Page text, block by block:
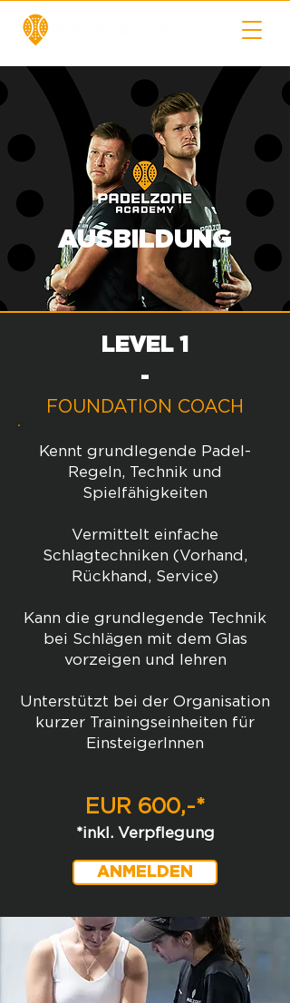
AUSBILDUNG
LEVEL 1
-
FOUNDATION COACH
Kennt grundlegende Padel-
Regeln, Technik und
Spielfähigkeiten
Vermittelt einfache
Schlagtechniken (Vorhand,
Rückhand, Service)
Kann die grundlegende Technik
bei Schlägen mit dem Glas
vorzeigen und lehren
Unterstützt bei der Organisation
kurzer Trainingseinheiten für
EinsteigerInnen
EUR 600,-*
*inkl. Verpflegung
ANMELDEN